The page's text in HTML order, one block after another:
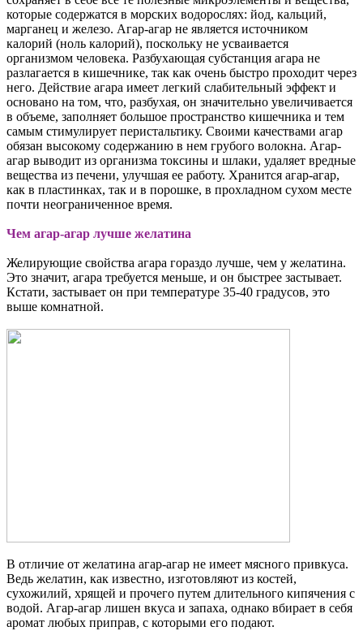
которые содержатся в морских водорослях: йод, кальций,
марганец и железо. Агар-агар не является источником
калорий (ноль калорий), поскольку не усваивается
организмом человека. Разбухающая субстанция агара не
разлагается в кишечнике, так как очень быстро проходит через
него. Действие агара имеет легкий слабительный эффект и
основано на том, что, разбухая, он значительно увеличивается
в объеме, заполняет большое пространство кишечника и тем
самым стимулирует перистальтику. Своими качествами агар
обязан высокому содержанию в нем грубого волокна. Агар-
агар выводит из организма токсины и шлаки, удаляет вредные
вещества из печени, улучшая ее работу. Хранится агар-агар,
как в пластинках, так и в порошке, в прохладном сухом месте
почти неограниченное время.
Чем агар-агар лучше желатина
Желирующие свойства агара гораздо лучше, чем у желатина.
Это значит, агара требуется меньше, и он быстрее застывает.
Кстати, застывает он при температуре 35-40 градусов, это
выше комнатной.
В отличие от желатина агар-агар не имеет мясного привкуса.
Ведь желатин, как известно, изготовляют из костей,
сухожилий, хрящей и прочего путем длительного кипячения с
водой. Агар-агар лишен вкуса и запаха, однако вбирает в себя
аромат любых приправ, с которыми его подают.